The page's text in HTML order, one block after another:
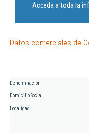
Acceda a toda la
Datos comerciales de
Denominación
Domicilio Social
Localidad